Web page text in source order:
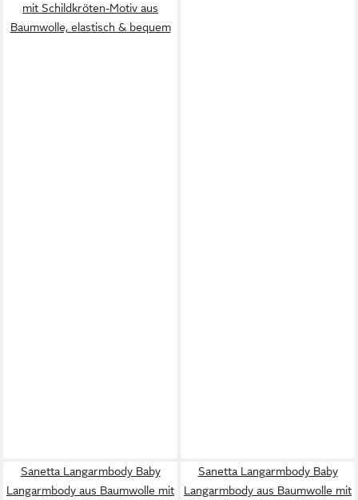
mit Schildkröten-Motiv aus
Baumwolle, elastisch & bequem
Sanetta Langarmbody Baby
Langarmbody aus Baumwolle mit
Sanetta Langarmbody Baby
Langarmbody aus Baumwolle mit